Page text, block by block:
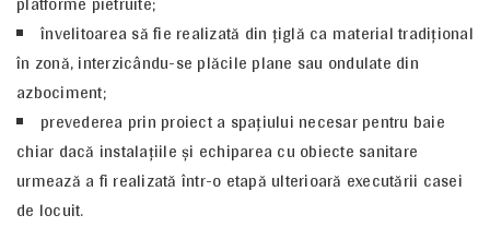
învelitoarea să fie realizată din ţiglă ca material tradiţional
în zonă, interzicându-se plăcile plane sau ondulate din
azbociment;
prevederea prin proiect a spaţiului necesar pentru baie
chiar dacă instalaţiile şi echiparea cu obiecte sanitare
urmează a fi realizată într-o etapă ulterioară executării casei
de locuit.